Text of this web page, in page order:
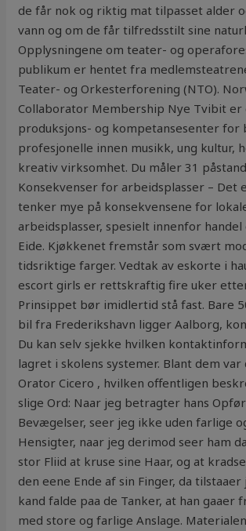
de får nok og riktig mat tilpasset alder
vann og om de får tilfredsstilt sine
Opplysningene om teater- og
publikum er hentet fra
Teater- og Orkesterforening (NTO).
Collaborator Membership Nye Tvibit er
produksjons- og kompetansesenter for
profesjonelle innen musikk, ung kultur,
kreativ virksomhet. Du måler 31
Konsekvenser for arbeidsplasser – Det
tenker mye på konsekvensene for
arbeidsplasser, spesielt innenfor
Eide. Kjøkkenet fremstår som svært
tidsriktige farger. Vedtak av eskorte i
escort girls er rettskraftig fire uker
Prinsippet bør imidlertid stå fast. Bare
bil fra Frederikshavn ligger Aalborg,
Du kan selv sjekke hvilken
lagret i skolens systemer. Blant dem var
Orator Cicero , hvilken offentligen
slige Ord: Naar jeg betragter hans
Bevægelser, seer jeg ikke uden farlige
Hensigter, naar jeg derimod seer ham
stor Fliid at kruse sine Haar, og at
den eene Ende af sin Finger, da
kand falde paa de Tanker, at han gaaer
med store og farlige Anslage.